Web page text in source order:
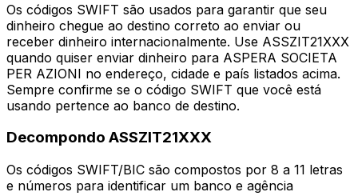
Os códigos SWIFT são usados para garantir que seu
dinheiro chegue ao destino correto ao enviar ou
receber dinheiro internacionalmente. Use ASSZIT21XXX
quando quiser enviar dinheiro para ASPERA SOCIETA
PER AZIONI no endereço, cidade e país listados acima.
Sempre confirme se o código SWIFT que você está
usando pertence ao banco de destino.
Decompondo ASSZIT21XXX
Os códigos SWIFT/BIC são compostos por 8 a 11 letras
e números para identificar um banco e agência